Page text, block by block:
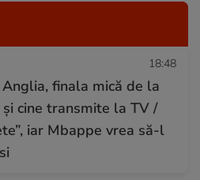
18:48
finala mică de la
cine transmite la TV /
iar Mbappe vrea să-l